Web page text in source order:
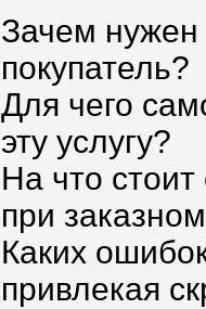
Зачем нужен
покупатель?
Для чего
эту услугу?
На что
при
Каких
привлекая